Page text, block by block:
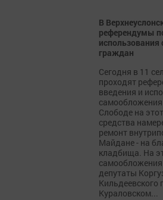
В
референдумы
граждан
Сегодня в 11
проходят
введения и
Слободе на
средства
ремонт
Майдане - на
кладбища. На
депутаты
Кильдеевского
Кураловском...